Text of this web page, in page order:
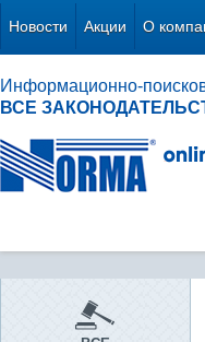
Новости Акции О
Информационно-
ВСЕ